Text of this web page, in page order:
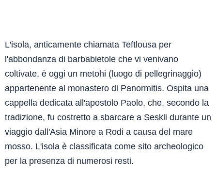
L'isola, anticamente chiamata Teftlousa per
l'abbondanza di barbabietole che vi venivano
coltivate, è oggi un metohi (luogo di pellegrinaggio)
appartenente al monastero di Panormitis. Ospita una
cappella dedicata all'apostolo Paolo, che, secondo la
tradizione, fu costretto a sbarcare a Seskli durante un
viaggio dall'Asia Minore a Rodi a causa del mare
mosso. L'isola è classificata come sito archeologico
per la presenza di numerosi resti.